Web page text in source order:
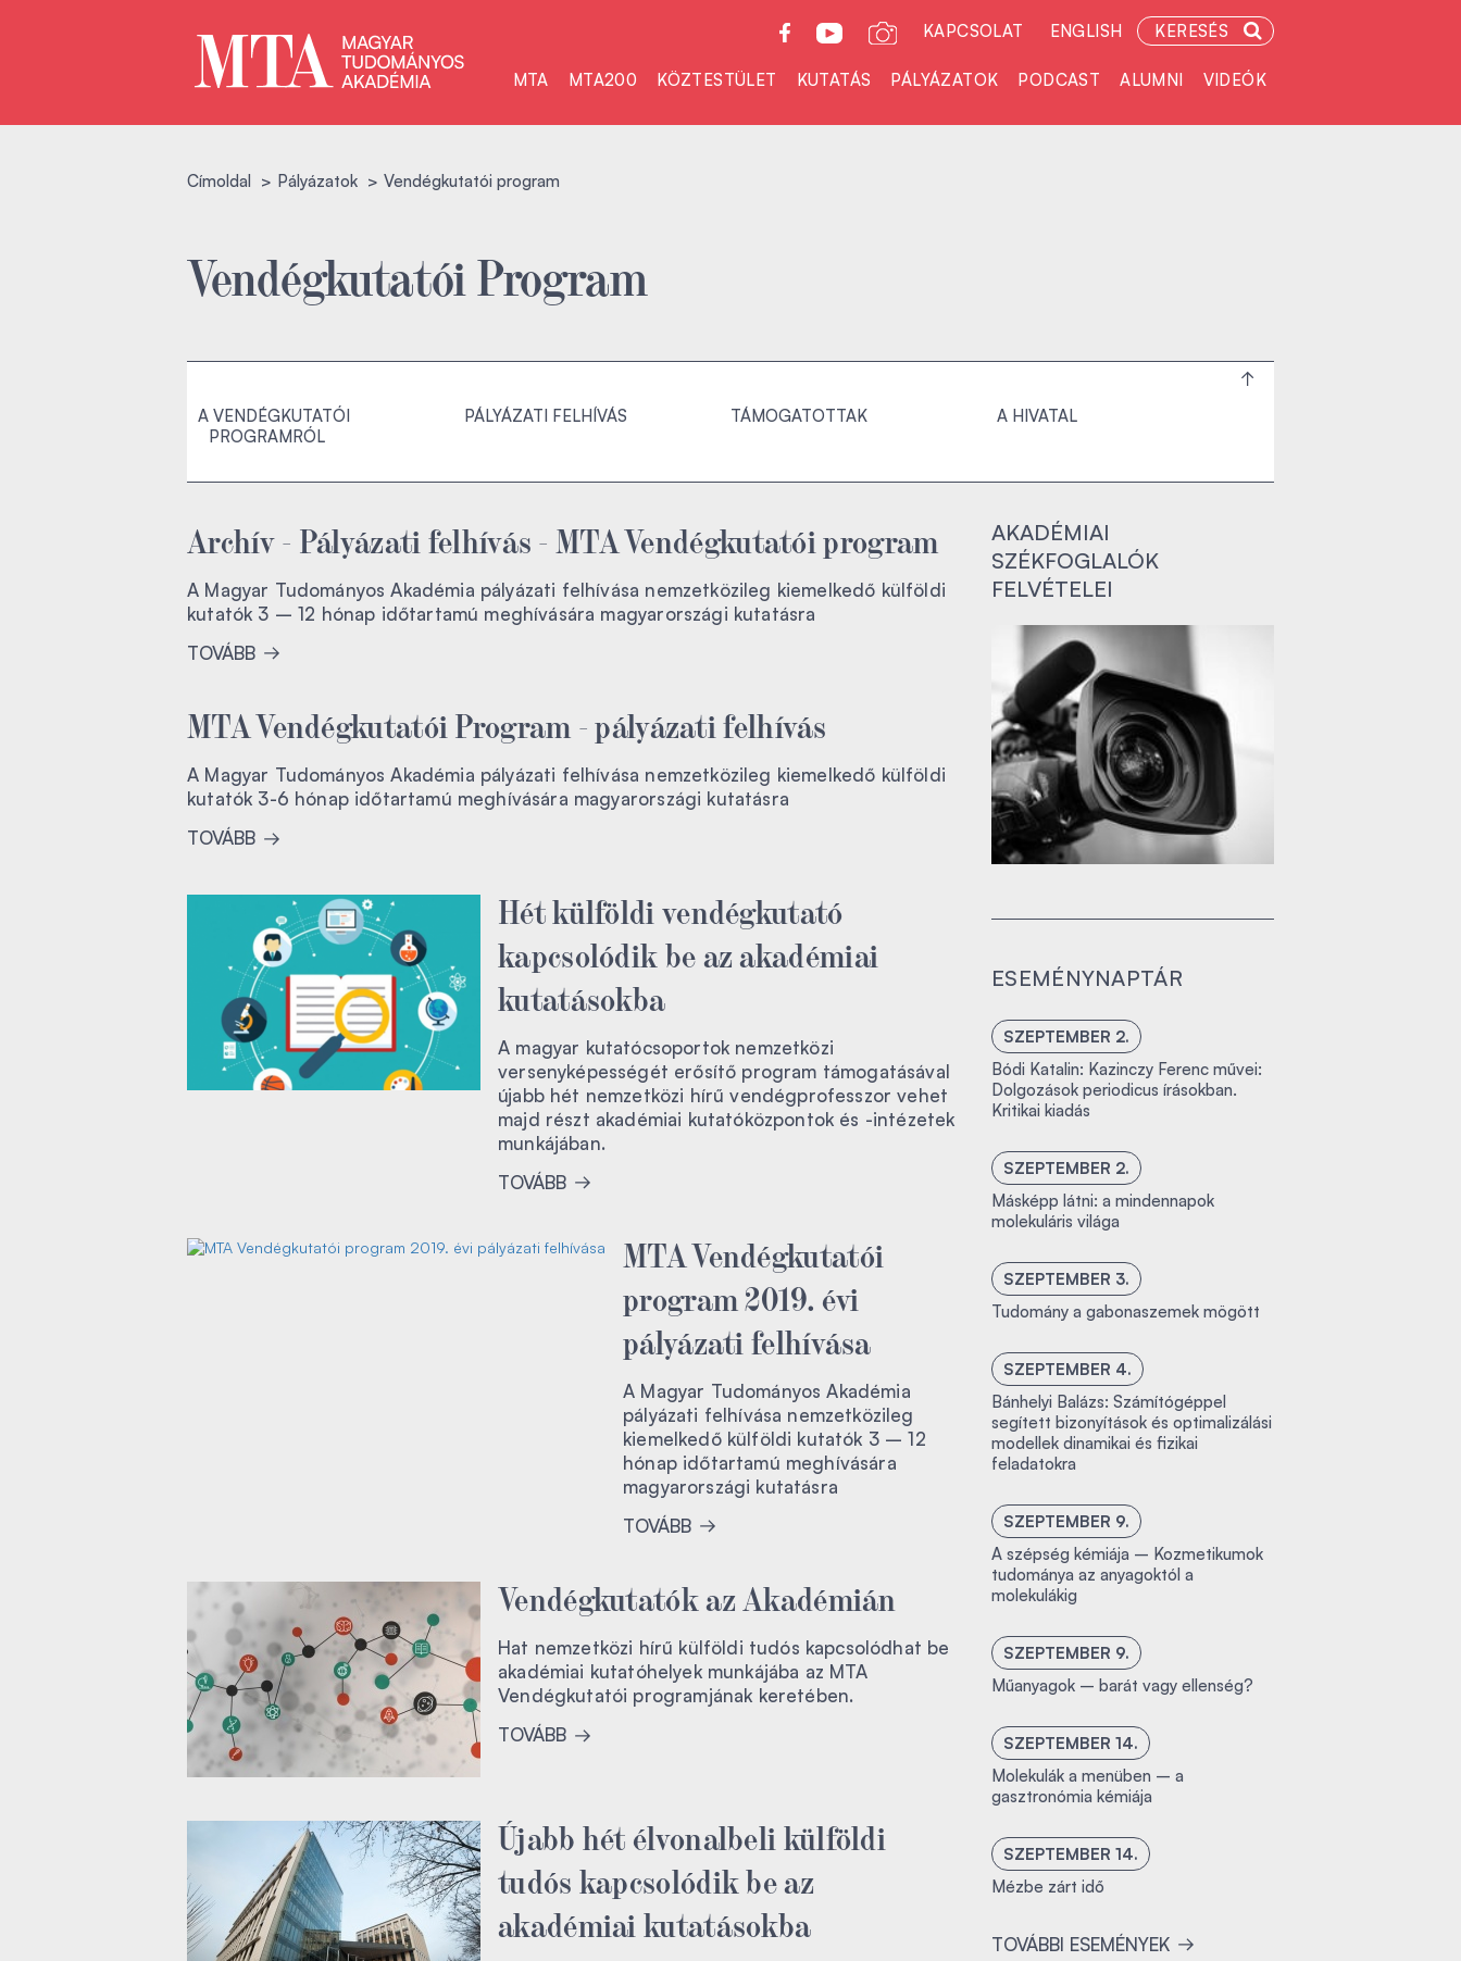
KAPCSOLAT ENGLISH KERESÉS
MTA MTA200 KÖZTESTÜLET KUTATÁS PÁLYÁZATOK PODCAST ALUMNI VIDEÓK
Címoldal Pályázatok Vendégkutatói program
Vendégkutatói Program
A VENDÉGKUTATÓI
PROGRAMRÓL
PÁLYÁZATI FELHÍVÁS TÁMOGATOTTAK A HIVATAL
Archív - Pályázati felhívás - MTA Vendégkutatói program
A Magyar Tudományos Akadémia pályázati felhívása nemzetközileg kiemelkedő külföldi
kutatók 3 – 12 hónap időtartamú meghívására magyarországi kutatásra
TOVÁBB
MTA Vendégkutatói Program - pályázati felhívás
A Magyar Tudományos Akadémia pályázati felhívása nemzetközileg kiemelkedő külföldi
kutatók 3-6 hónap időtartamú meghívására magyarországi kutatásra
TOVÁBB
Hét külföldi vendégkutató
kapcsolódik be az akadémiai
kutatásokba
A magyar kutatócsoportok nemzetközi
versenyképességét erősítő program támogatásával
újabb hét nemzetközi hírű vendégprofesszor vehet
majd részt akadémiai kutatóközpontok és -intézetek
munkájában.
TOVÁBB
MTA Vendégkutatói
program 2019. évi
pályázati felhívása
A Magyar Tudományos Akadémia
pályázati felhívása nemzetközileg
kiemelkedő külföldi kutatók 3 – 12
hónap időtartamú meghívására
magyarországi kutatásra
TOVÁBB
Vendégkutatók az Akadémián
Hat nemzetközi hírű külföldi tudós kapcsolódhat be
akadémiai kutatóhelyek munkájába az MTA
Vendégkutatói programjának keretében.
TOVÁBB
Újabb hét élvonalbeli külföldi
tudós kapcsolódik be az
akadémiai kutatásokba
AKADÉMIAI
SZÉKFOGLALÓK
FELVÉTELEI
ESEMÉNYNAPTÁR
SZEPTEMBER 2.
Bódi Katalin: Kazinczy Ferenc művei:
Dolgozások periodicus írásokban.
Kritikai kiadás
SZEPTEMBER 2.
Másképp látni: a mindennapok
molekuláris világa
SZEPTEMBER 3.
Tudomány a gabonaszemek mögött
SZEPTEMBER 4.
Bánhelyi Balázs: Számítógéppel
segített bizonyítások és optimalizálási
modellek dinamikai és fizikai
feladatokra
SZEPTEMBER 9.
A szépség kémiája – Kozmetikumok
tudománya az anyagoktól a
molekulákig
SZEPTEMBER 9.
Műanyagok – barát vagy ellenség?
SZEPTEMBER 14.
Molekulák a menüben – a
gasztronómia kémiája
SZEPTEMBER 14.
Mézbe zárt idő
TOVÁBBI ESEMÉNYEK